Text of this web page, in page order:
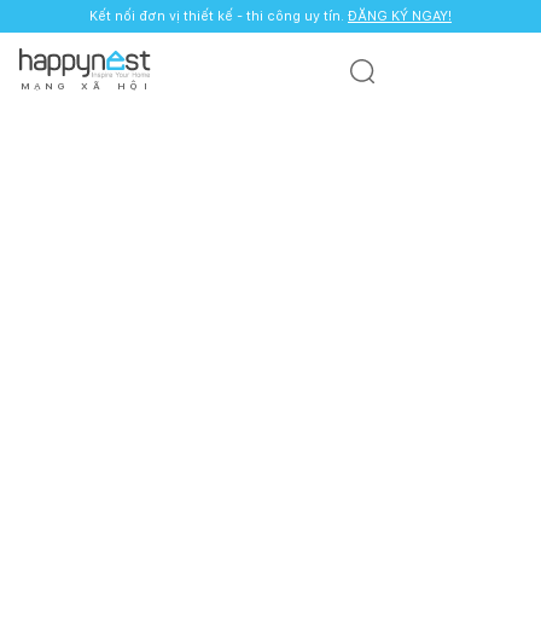
Kết nối đơn vị thiết kế - thi công uy tín. ĐĂNG KÝ NGAY!
M Ạ N G X Ã H Ộ I